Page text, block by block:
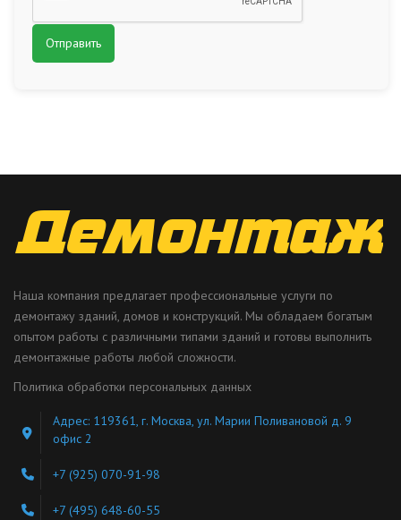
Наша компания предлагает профессиональные услуги по
демонтажу зданий, домов и конструкций. Мы обладаем богатым
опытом работы с различными типами зданий и готовы выполнить
демонтажные работы любой сложности.
Политика обработки персональных данных
Адрес: 119361, г. Москва, ул. Марии Поливановой д. 9
офис 2
+7 (925) 070-91-98
+7 (495) 648-60-55